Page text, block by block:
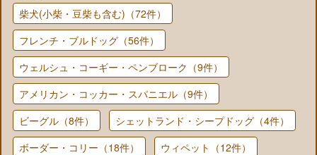
柴犬(小柴・豆柴も含む)（72件）
フレンチ・ブルドッグ（56件）
ウェルシュ・コーギー・ペンブローク（9件）
アメリカン・コッカー・スパニエル（9件）
ビーグル（8件）
シェットランド・シープドッグ（4件）
ボーダー・コリー（18件）
ウィペット（12件）